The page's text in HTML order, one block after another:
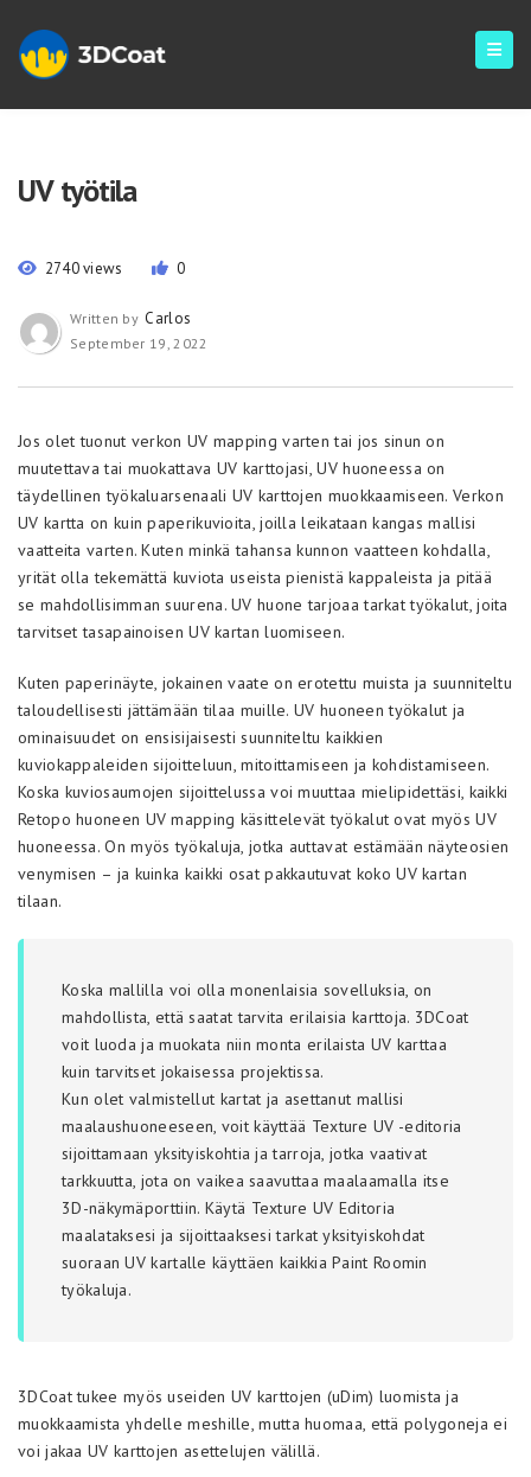
UV työtila
2740 views 0
Written by Carlos
September 19, 2022
Jos olet tuonut verkon UV mapping varten tai jos sinun on
muutettava tai muokattava UV karttojasi, UV huoneessa on
täydellinen työkaluarsenaali UV karttojen muokkaamiseen. Verkon
UV kartta on kuin paperikuvioita, joilla leikataan kangas mallisi
vaatteita varten. Kuten minkä tahansa kunnon vaatteen kohdalla,
yrität olla tekemättä kuviota useista pienistä kappaleista ja pitää
se mahdollisimman suurena. UV huone tarjoaa tarkat työkalut, joita
tarvitset tasapainoisen UV kartan luomiseen.
Kuten paperinäyte, jokainen vaate on erotettu muista ja suunniteltu
taloudellisesti jättämään tilaa muille. UV huoneen työkalut ja
ominaisuudet on ensisijaisesti suunniteltu kaikkien
kuviokappaleiden sijoitteluun, mitoittamiseen ja kohdistamiseen.
Koska kuviosaumojen sijoittelussa voi muuttaa mielipidettäsi, kaikki
Retopo huoneen UV mapping käsittelevät työkalut ovat myös UV
huoneessa. On myös työkaluja, jotka auttavat estämään näyteosien
venymisen – ja kuinka kaikki osat pakkautuvat koko UV kartan
tilaan.
Koska mallilla voi olla monenlaisia sovelluksia, on
mahdollista, että saatat tarvita erilaisia karttoja. 3DCoat
voit luoda ja muokata niin monta erilaista UV karttaa
kuin tarvitset jokaisessa projektissa.
Kun olet valmistellut kartat ja asettanut mallisi
maalaushuoneeseen, voit käyttää Texture UV -editoria
sijoittamaan yksityiskohtia ja tarroja, jotka vaativat
tarkkuutta, jota on vaikea saavuttaa maalaamalla itse
3D-näkymäporttiin. Käytä Texture UV Editoria
maalataksesi ja sijoittaaksesi tarkat yksityiskohdat
suoraan UV kartalle käyttäen kaikkia Paint Roomin
työkaluja.
3DCoat tukee myös useiden UV karttojen (uDim) luomista ja
muokkaamista yhdelle meshille, mutta huomaa, että polygoneja ei
voi jakaa UV karttojen asettelujen välillä.